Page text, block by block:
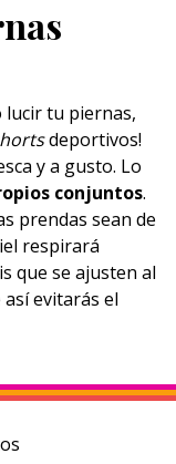
lucir tu piernas,
deportivos!
y a gusto. Lo
conjuntos.
prendas sean de
respirará
que se ajusten al
evitarás el